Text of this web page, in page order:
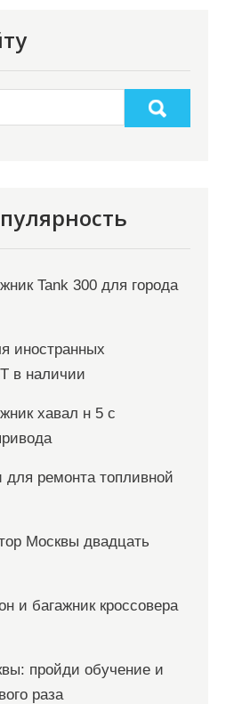
Tank 300 для города
иностранных
в наличии
хавал н 5 с
ремонта топливной
Москвы двадцать
и багажник кроссовера
пройди обучение и
раза